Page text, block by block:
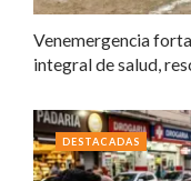
Venemergencia
integral de salud,
DESTACADAS